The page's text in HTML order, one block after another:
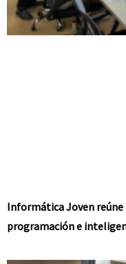
Informática Joven reúne
programación e